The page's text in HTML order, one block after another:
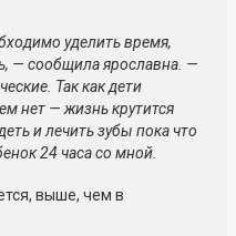
уделить время,
— сообщила ярославна. —
Так как дети
нет — жизнь крутится
и лечить зубы пока что
24 часа со мной.
выше, чем в